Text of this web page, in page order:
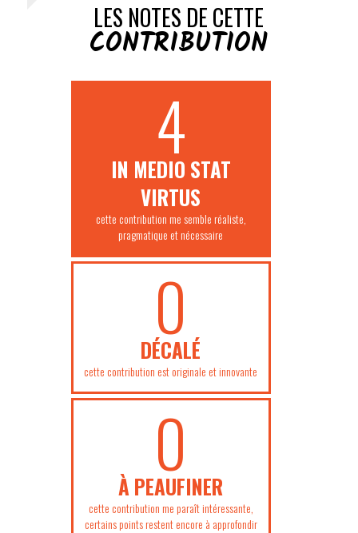
LES NOTES DE CETTE
CONTRIBUTION
4
IN MEDIO STAT
VIRTUS
cette contribution me semble réaliste,
pragmatique et nécessaire
0
DÉCALÉ
cette contribution est originale et innovante
0
À PEAUFINER
cette contribution me paraît intéressante,
certains points restent encore à approfondir